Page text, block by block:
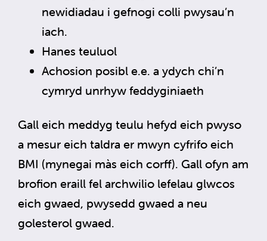
newidiadau i gefnogi colli pwysau’n
iach.
Hanes teuluol
Achosion posibl e.e. a ydych chi’n
cymryd unrhyw feddyginiaeth
Gall eich meddyg teulu hefyd eich pwyso
a mesur eich taldra er mwyn cyfrifo eich
BMI (mynegai màs eich corff). Gall ofyn am
brofion eraill fel archwilio lefelau glwcos
eich gwaed, pwysedd gwaed a neu
golesterol gwaed.